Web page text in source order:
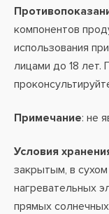
компонентов
использования
лицами до 18 лет.
Примечание: не
Условия
закрытым, в
нагревательных
прямых